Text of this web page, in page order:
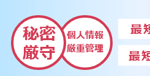
秘密
厳守
個人情報
厳重管理
最
最